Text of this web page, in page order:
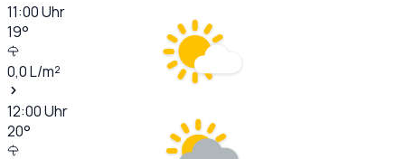
11:00Uhr
19°
0,0L/m²
12:00Uhr
20°